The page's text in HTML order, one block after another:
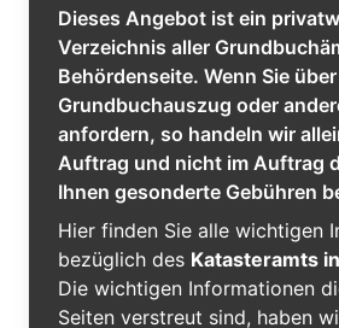
Dieses Angebot ist ein
Verzeichnis aller
Behördenseite. Wenn Sie
Grundbuchauszug oder
anfordern, so handeln wir
Auftrag und nicht im Auftrag
Ihnen gesonderte Gebühren
Hier finden Sie alle wichtigen
bezüglich des Katasteramts
Die wichtigen Informationen
Seiten verstreut sind, haben